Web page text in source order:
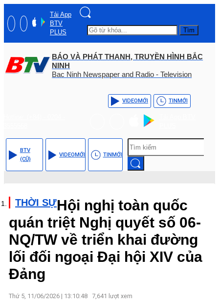
Tải App
BTV
PLUS
Tìm
BÁO VÀ PHÁT THANH, TRUYỀN HÌNH BẮC
NINH
Bac Ninh Newspaper and Radio - Television
VIDEOMỚI TINMỚI
BTV
(CŨ)
VIDEOMỚI TINMỚI
THỜI SỰHội nghị toàn quốc
quán triệt Nghị quyết số 06-
NQ/TW về triển khai đường
lối đối ngoại Đại hội XIV của
Đảng
Thứ 5, 11/06/2026 | 13:10:48 7,641 lượt xem